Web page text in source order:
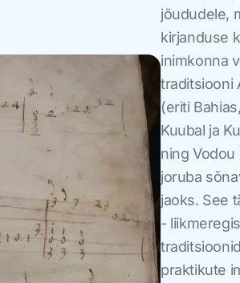
jõududele,
kirjanduse
inimkonna
traditsiooni
(eriti
Kuubal ja
ning Vodou
joruba
jaoks. See
-
praktikute